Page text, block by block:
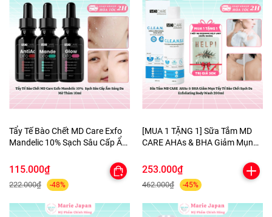
Tẩy Tế Bào Chết MD Care Exfo
Mandelic 10% Sạch Sâu Cấp Ẩm
115.000₫
222.000₫ -48%
[MUA 1 TẶNG 1] Sữa Tắm MD
CARE AHAs & BHA Giảm Mụn
Exfoliating Body Wash 200ml-
TẶNG 1 MẶT NẠ BERGAMO
HELP JARY
253.000₫
462.000₫ -45%